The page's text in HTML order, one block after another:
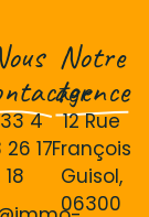
4
26 17
18
Notre
agence
12 Rue
François
Guisol,
06300